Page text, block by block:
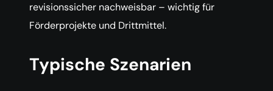
revisionssicher nachweisbar – wichtig für
Förderprojekte und Drittmittel.
Typische Szenarien